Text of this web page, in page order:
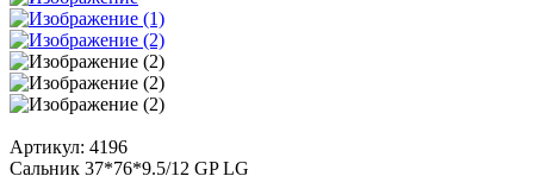
Артикул: 4196
Сальник 37*76*9.5/12 GP LG